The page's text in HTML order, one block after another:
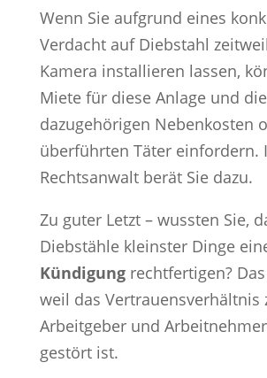
Wenn Sie aufgrund eines
Verdacht auf Diebstahl
Kamera installieren lassen,
Miete für diese Anlage und die
dazugehörigen Nebenkosten
überführten Täter einfordern.
Rechtsanwalt berät Sie dazu.
Zu guter Letzt – wussten Sie,
Diebstähle kleinster Dinge
Kündigungrechtfertigen?
weil das Vertrauensverhältnis
Arbeitgeber und
gestört ist.